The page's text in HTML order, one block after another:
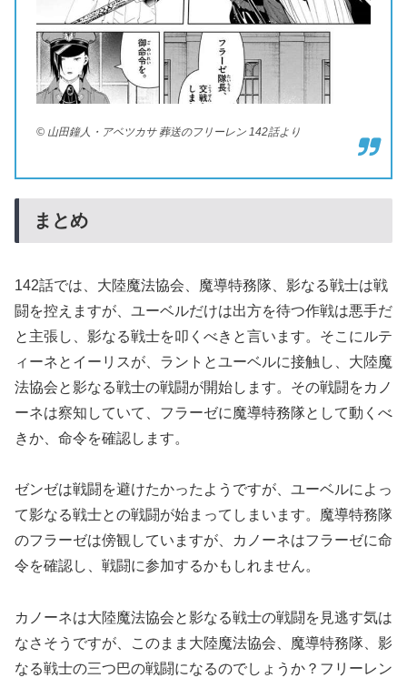
© 山田鐘人・アベツカサ 葬送のフリーレン 142話より
まとめ
142話では、大陸魔法協会、魔導特務隊、影なる戦士は戦
闘を控えますが、ユーベルだけは出方を待つ作戦は悪手だ
と主張し、影なる戦士を叩くべきと言います。そこにルテ
ィーネとイーリスが、ラントとユーベルに接触し、大陸魔
法協会と影なる戦士の戦闘が開始します。その戦闘をカノ
ーネは察知していて、フラーゼに魔導特務隊として動くべ
きか、命令を確認します。
ゼンゼは戦闘を避けたかったようですが、ユーベルによっ
て影なる戦士との戦闘が始まってしまいます。魔導特務隊
のフラーゼは傍観していますが、カノーネはフラーゼに命
令を確認し、戦闘に参加するかもしれません。
カノーネは大陸魔法協会と影なる戦士の戦闘を見逃す気は
なさそうですが、このまま大陸魔法協会、魔導特務隊、影
なる戦士の三つ巴の戦闘になるのでしょうか？フリーレン